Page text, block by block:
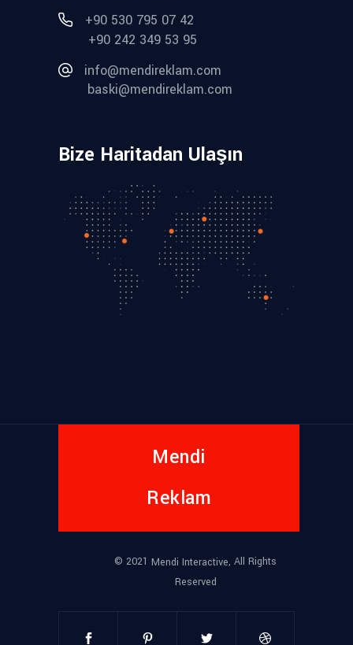
+90 530 795 07 42
+90 242 349 53 95
info@mendireklam.com
baski@mendireklam.com
Bize Haritadan Ulaşın
Mendi
Reklam
© 2021 Mendi Interactive, All Rights
Reserved